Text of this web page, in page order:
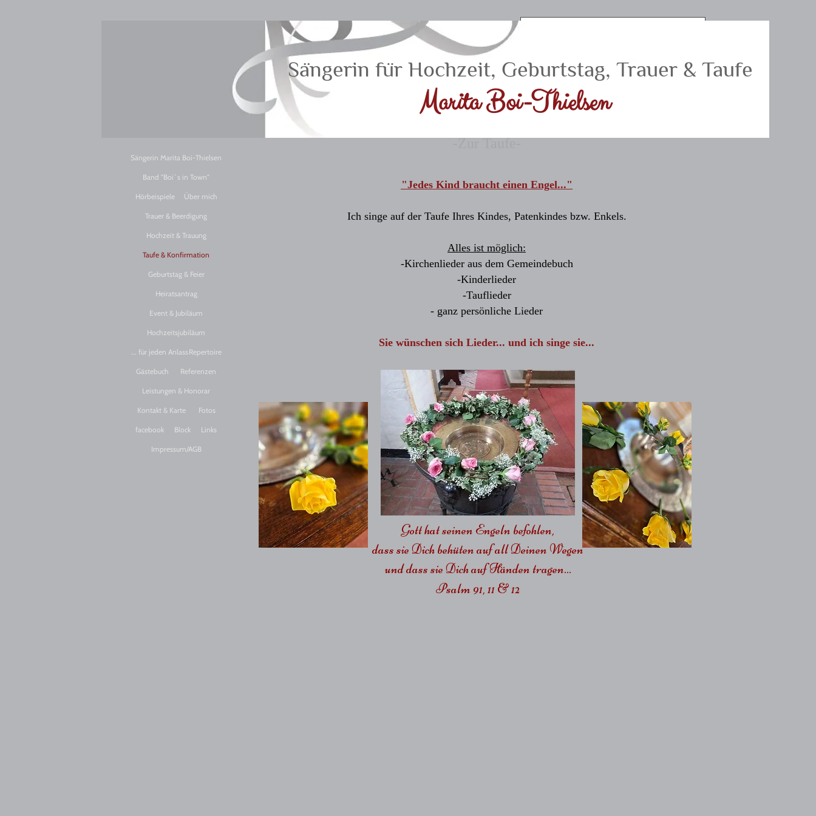
Sängerin für Hochzeit, Geburtstag, Trauer & Taufe
Marita Boi​-Thielsen
Sängerin Marita Boi-Thielsen
Band "Boi`s in Town"
Hörbeispiele Über mich
Trauer & Beerdigung
Hochzeit & Trauung
Taufe & Konfirmation
Geburtstag & Feier
Heiratsantrag
Event & Jubiläum
Hochzeitsjubiläum
... für jeden AnlassRepertoire
Gästebuch Referenzen
Leistungen & Honorar
Kontakt & Karte Fotos
facebook Block Links
Impressum/AGB
-Zur Taufe-
"Jedes Kind braucht einen Engel..."
Ich singe auf der Taufe Ihres Kindes, Patenkindes bzw. Enkels.
Alles ist möglich:
-Kirchenlieder aus dem Gemeindebuch
-Kinderlieder
-Tauflieder
- ganz persönliche Lieder
Sie wünschen sich Lieder... und ich singe sie...
Gott hat seinen Engeln befohlen,
dass sie Dich behüten auf all Deinen Wegen
und dass sie Dich auf Händen tragen...
Psalm 91, 11 & 12